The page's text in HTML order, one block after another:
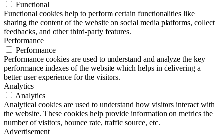
Functional
Functional cookies help to perform certain functionalities like
sharing the content of the website on social media platforms, collect
feedbacks, and other third-party features.
Performance
Performance
Performance cookies are used to understand and analyze the key
performance indexes of the website which helps in delivering a
better user experience for the visitors.
Analytics
Analytics
Analytical cookies are used to understand how visitors interact with
the website. These cookies help provide information on metrics the
number of visitors, bounce rate, traffic source, etc.
Advertisement